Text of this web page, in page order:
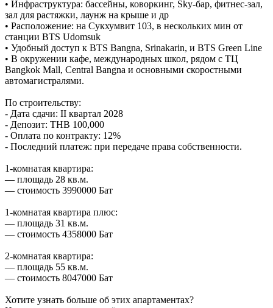
• Инфраструктура: бассейны, коворкинг, Sky-бар, фитнес-зал,
зал для растяжки, лаунж на крыше и др
• Расположение: на Сукхумвит 103, в нескольких мин от
станции BTS Udomsuk
• Удобный доступ к BTS Bangna, Srinakarin, и BTS Green Line
• В окружении кафе, международных школ, рядом с ТЦ
Bangkok Mall, Central Bangna и основными скоростными
автомагистралями.
По строительству:
- Дата сдачи: II квартал 2028
- Депозит: THB 100,000
- Оплата по контракту: 12%
- Последний платеж: при передаче права собственности.
1-комнатая квартира:
— площадь 28 кв.м.
— стоимость 3990000 Бат
1-комнатая квартира плюс:
— площадь 31 кв.м.
— стоимость 4358000 Бат
2-комнатая квартира:
— площадь 55 кв.м.
— стоимость 8047000 Бат
Хотите узнать больше об этих апартаментах?